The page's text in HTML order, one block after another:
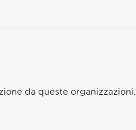
da queste organizzazioni.